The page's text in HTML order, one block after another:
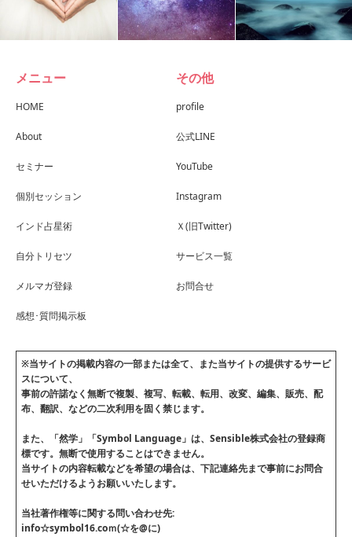
メニュー
HOME
About
セミナー
個別セッション
インド占星術
自分トリセツ
メルマガ登録
感想･質問掲示板
その他
profile
公式LINE
YouTube
Instagram
Ｘ(旧Twitter)
サービス一覧
お問合せ
※当サイトの掲載内容の一部または全て、また当サイトの提供するサービ
スについて、
事前の許諾なく無断で複製、複写、転載、転用、改変、編集、販売、配
布、翻訳、などの二次利用を固く禁じます。
また、「然学」「Symbol Language」は、 Sensible株式会社の登録商
標です。無断で使用することはできません。
当サイトの内容転載などを希望の場合は、下記連絡先まで事前にお問合
せいただけるようお願いいたします。
当社著作権等に関する問い合わせ先:
info☆symbol16.coｍ(☆を@に)